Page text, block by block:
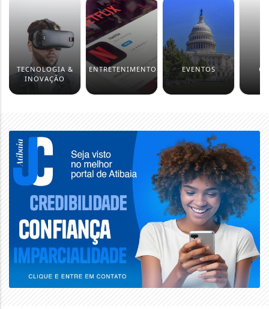
TECNOLOGIA &
INOVAÇÃO
ENTRETENIMENTO EVENTOS